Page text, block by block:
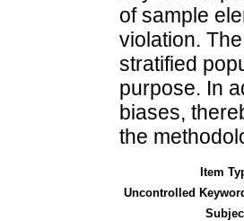
of sample
violation.
stratified
purpose. In
biases,
the
Item
Uncontrolled